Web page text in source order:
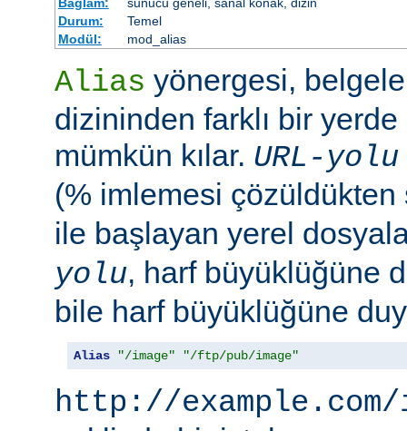
Bağlam:
sunucu geneli, sanal konak, dizin
Durum:
Temel
Modül:
mod_alias
Alias yönergesi,
dizininden farklı bir yerde
mümkün kılar. URL-yolu
(% imlemesi
ile başlayan yerel
yolu, harf büyüklüğüne
bile harf büyüklüğüne
Alias "/image" "/ftp/pub/image"
http://